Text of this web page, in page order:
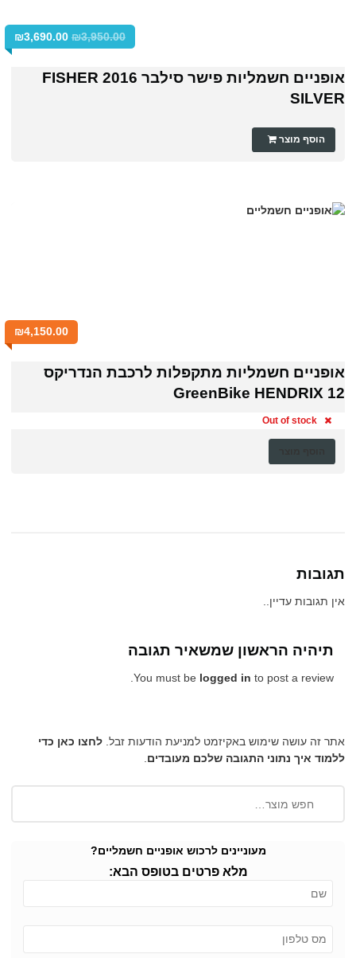
₪3,950.00
₪3,690.00
אופניים חשמליות פישר סילבר 2016 FISHER
SILVER
הוסף מוצר
₪4,150.00
אופניים חשמליות מתקפלות לרכבת הנדריקס
GreenBike HENDRIX 12
Out of stock
תגובות
אין תגובות עדיין..
תיהיה הראשון שמשאיר תגובה
You must be logged in to post a review.
אתר זה עושה שימוש באקיזמט למניעת הודעות זבל. לחצו כאן כדי
ללמוד איך נתוני התגובה שלכם מעובדים
מעוניינים לרכוש אופניים חשמליים?
מלא פרטים בטופס הבא: